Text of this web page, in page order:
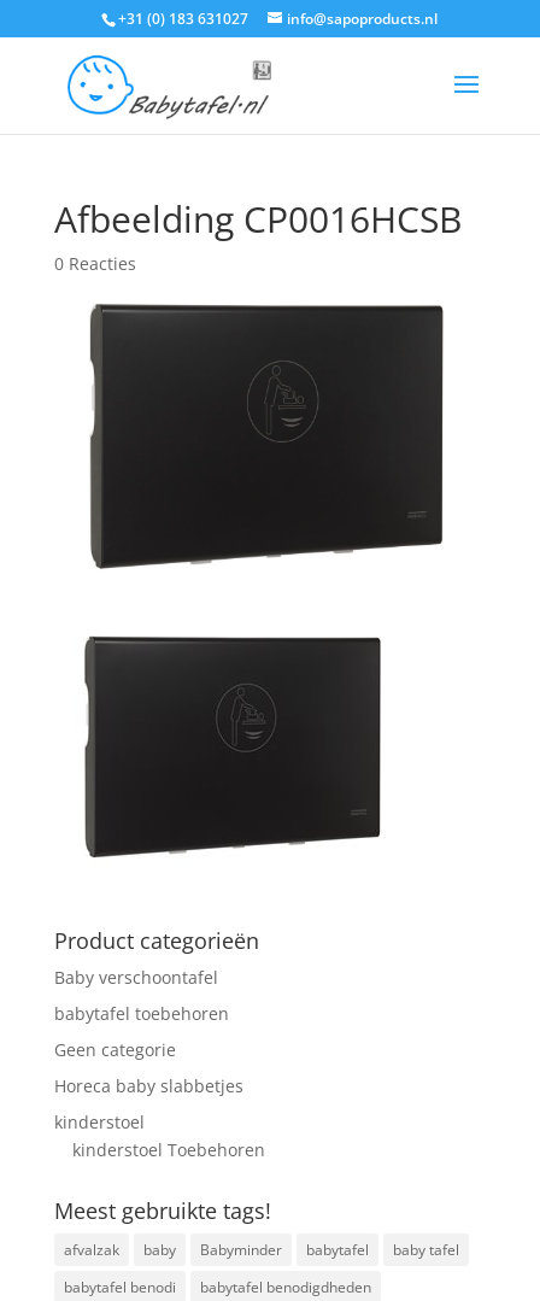
+31 (0) 183 631027 info@sapoproducts.nl
Afbeelding CP0016HCSB
0 Reacties
Product categorieën
Baby verschoontafel
babytafel toebehoren
Geen categorie
Horeca baby slabbetjes
kinderstoel
kinderstoel Toebehoren
Meest gebruikte tags!
afvalzak baby Babyminder babytafel
baby tafel
babytafel benodi
babytafel benodigdheden